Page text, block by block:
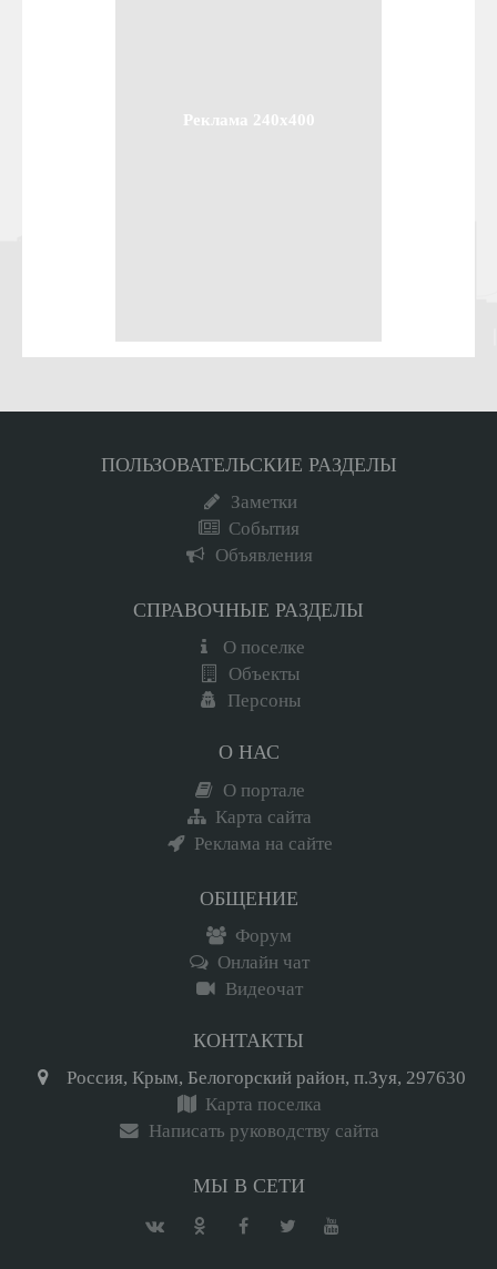
Реклама 240x400
ПОЛЬЗОВАТЕЛЬСКИЕ РАЗДЕЛЫ
Заметки
События
Объявления
СПРАВОЧНЫЕ РАЗДЕЛЫ
О поселке
Объекты
Персоны
О НАС
О портале
Карта сайта
Реклама на сайте
ОБЩЕНИЕ
Форум
Онлайн чат
Видеочат
КОНТАКТЫ
Россия, Крым, Белогорский район, п.Зуя, 297630
Карта поселка
Написать руководству сайта
МЫ В СЕТИ